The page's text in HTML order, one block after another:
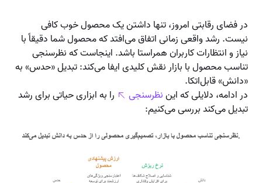
در فضای رقابتی امروز، تنها داشتن یک محصول خوب کافی
نیست. رشد واقعی زمانی اتفاق می‌افتد که محصول شما دقیقاً با
نیاز و انتظارات کاربران همراستا باشد. اینجاست که نظرسنجی
تناسب محصول با بازار نقش کلیدی ایفا می‌کند: تبدیل «حدس» به
«دانش» قابل‌اتکا.
در ادامه، دلایلی که ایننظرسنجی
را به ابزاری حیاتی برای رشد
تبدیل می‌کند بررسی می‌کنیم: